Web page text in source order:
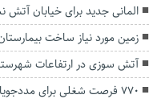
المانی جدید برای خیابان
زمین مورد نیاز ساخت بیمارستان ۴۰۰ تختخوابی گنبدکاووس واگذار
آتش سوزی در ارتفاعات
۷۷۰ فرصت شغلی برای مددجویان زندان‌های گلستان